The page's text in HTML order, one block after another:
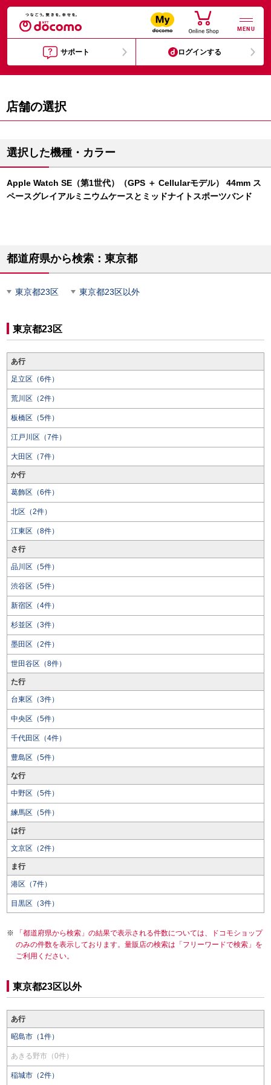
MENU
サポート ログインする
店舗の選択
選択した機種・カラー
Apple Watch SE（第1世代）（GPS ＋ Cellularモデル） 44mm ス
ペースグレイアルミニウムケースとミッドナイトスポーツバンド
都道府県から検索：東京都
東京都23区 東京都23区以外
東京都23区
あ行
足立区（6件）
荒川区（2件）
板橋区（5件）
江戸川区（7件）
大田区（7件）
か行
葛飾区（6件）
北区（2件）
江東区（8件）
さ行
品川区（5件）
渋谷区（5件）
新宿区（4件）
杉並区（3件）
墨田区（2件）
世田谷区（8件）
た行
台東区（3件）
中央区（5件）
千代田区（4件）
豊島区（5件）
な行
中野区（5件）
練馬区（5件）
は行
文京区（2件）
ま行
港区（7件）
目黒区（3件）
「都道府県から検索」の結果で表示される件数については、ドコモショップ
のみの件数を表示しております。量販店の検索は「フリーワードで検索」を
ご利用ください。
東京都23区以外
あ行
昭島市（1件）
あきる野市（0件）
稲城市（2件）